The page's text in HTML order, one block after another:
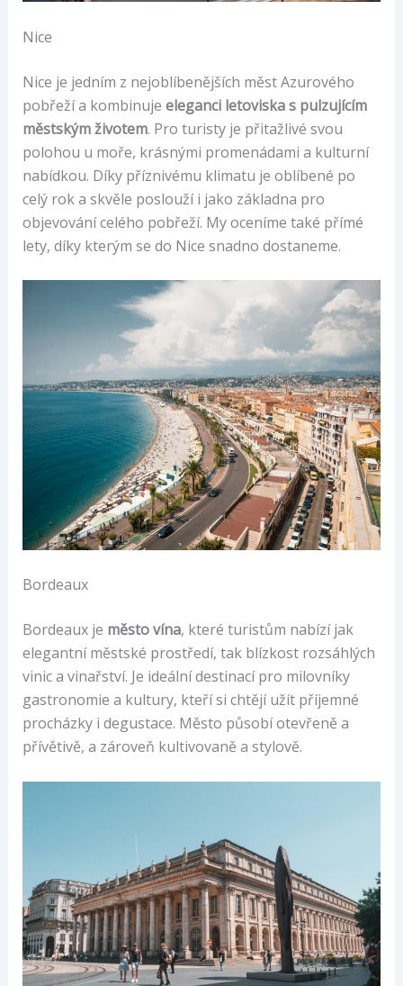
Nice
Nice je jedním z nejoblíbenějších měst Azurového
pobřeží a kombinuje eleganci letoviska s pulzujícím
městským životem. Pro turisty je přitažlivé svou
polohou u moře, krásnými promenádami a kulturní
nabídkou. Díky příznivému klimatu je oblíbené po
celý rok a skvěle poslouží i jako základna pro
objevování celého pobřeží. My oceníme také přímé
lety, díky kterým se do Nice snadno dostaneme.
Bordeaux
Bordeaux je město vína, které turistům nabízí jak
elegantní městské prostředí, tak blízkost rozsáhlých
vinic a vinařství. Je ideální destinací pro milovníky
gastronomie a kultury, kteří si chtějí užít příjemné
procházky i degustace. Město působí otevřeně a
přívětivě, a zároveň kultivovaně a stylově.